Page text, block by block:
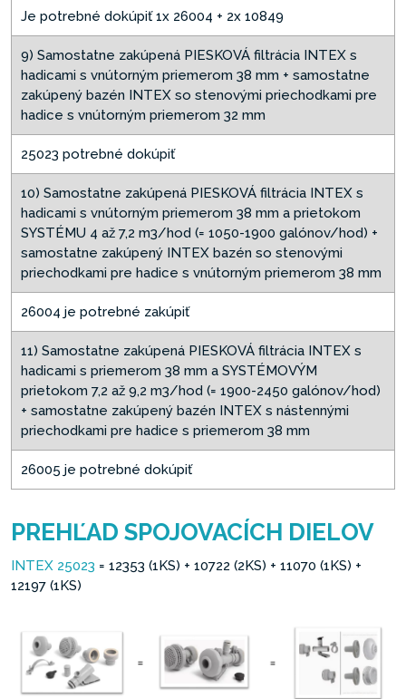
Je potrebné dokúpiť 1x 26004 + 2x 10849
9) Samostatne zakúpená PIESKOVÁ filtrácia INTEX s
hadicami s vnútorným priemerom 38 mm + samostatne
zakúpený bazén INTEX so stenovými priechodkami pre
hadice s vnútorným priemerom 32 mm
25023 potrebné dokúpiť
10) Samostatne zakúpená PIESKOVÁ filtrácia INTEX s
hadicami s vnútorným priemerom 38 mm a prietokom
SYSTÉMU 4 až 7,2 m3/hod (= 1050-1900 galónov/hod) +
samostatne zakúpený INTEX bazén so stenovými
priechodkami pre hadice s vnútorným priemerom 38 mm
26004 je potrebné zakúpiť
11) Samostatne zakúpená PIESKOVÁ filtrácia INTEX s
hadicami s priemerom 38 mm a SYSTÉMOVÝM
prietokom 7,2 až 9,2 m3/hod (= 1900-2450 galónov/hod)
+ samostatne zakúpený bazén INTEX s nástennými
priechodkami pre hadice s priemerom 38 mm
26005 je potrebné dokúpiť
PREHĽAD SPOJOVACÍCH DIELOV
INTEX 25023 = 12353 (1KS) + 10722 (2KS) + 11070 (1KS) +
12197 (1KS)